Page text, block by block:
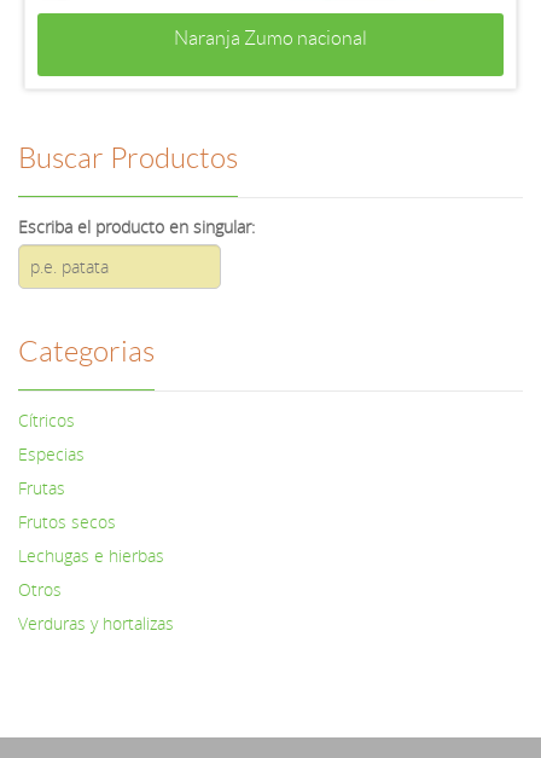
Naranja Zumo nacional
Buscar Productos
Escriba el producto en singular:
Categorias
Cítricos
Especias
Frutas
Frutos secos
Lechugas e hierbas
Otros
Verduras y hortalizas